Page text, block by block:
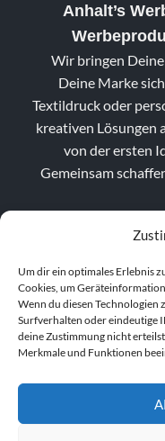
Um dir ein optimales Erlebnis
Cookies, um
Wenn du diesen Technologien
Surfverhalten oder eindeutige
deine Zustimmung nicht
Merkmale und Funktionen
Anhalt’s
Wir bringen
Deine Marke
Textildruck oder
kreativen Lösungen
von der ersten
Gemeinsam